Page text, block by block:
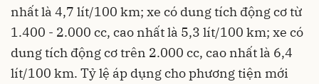
nhất là 4,7 lít/100 km; xe có dung tích động cơ từ
1.400 - 2.000 cc, cao nhất là 5,3 lít/100 km; xe có
dung tích động cơ trên 2.000 cc, cao nhất là 6,4
lít/100 km. Tỷ lệ áp dụng cho phương tiện mới